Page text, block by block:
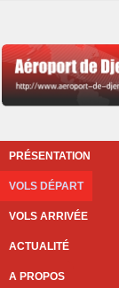
PRÉSENTATION
VOLS DÉPART
VOLS ARRIVÉE
ACTUALITÉ
A PROPOS